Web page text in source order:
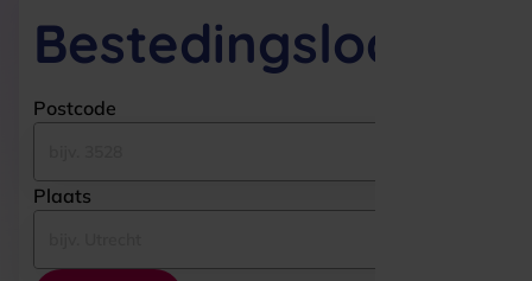
Bestedingslocaties
Postcode
Plaats